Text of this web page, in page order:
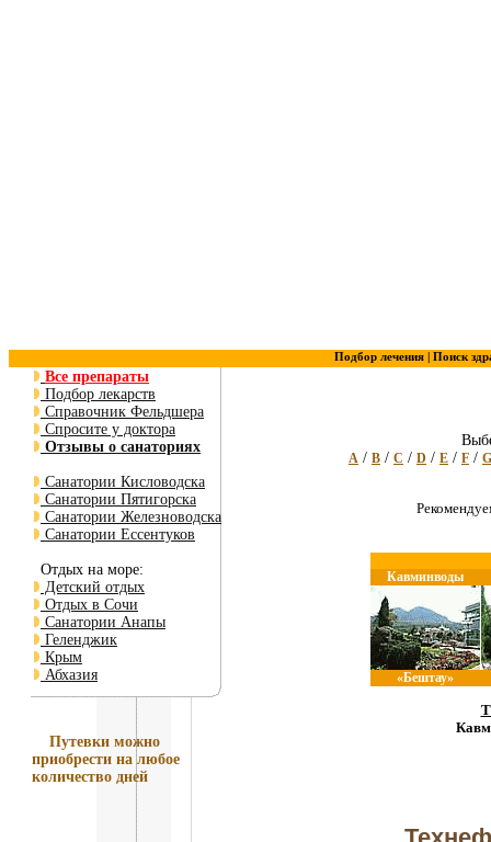
Подбор лечения | Поиск
Все препараты
Подбор лекарств
Справочник Фельдшера
Спросите у доктора
Отзывы о санаториях
Санатории Кисловодска
Санатории Пятигорска
Санатории Железноводска
Санатории Ессентуков
Отдых на море:
Детский отдых
Отдых в Сочи
Санатории Анапы
Геленджик
Крым
Абхазия
Путевки можно
приобрести на любое
количество дней
A / B / C / D / E / F / G
Кавминводы
«Бештау»